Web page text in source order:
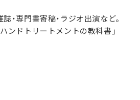
・専門書寄稿・ラジオ出演など。
ンドトリートメントの教科書」